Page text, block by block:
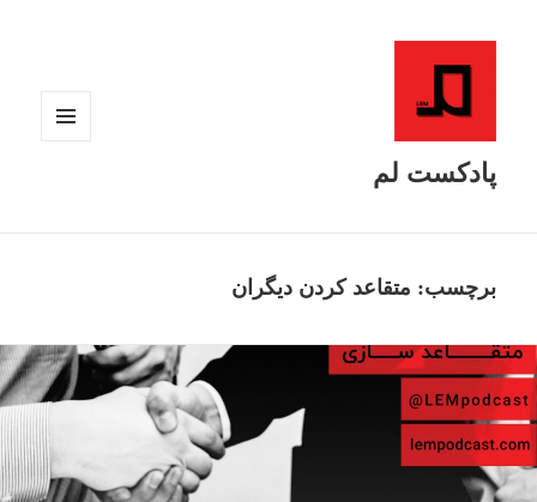
پادکست لم
برچسب: متقاعد کردن دیگران